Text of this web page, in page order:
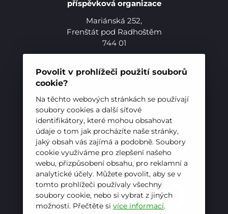
Povolit v prohlížeči použití souborů
cookie?
Na těchto webových stránkách se používají
soubory cookies a další síťové
identifikátory, které mohou obsahovat
údaje o tom jak procházíte naše stránky,
jaký obsah vás zajímá a podobně. Soubory
cookie využíváme pro zlepšení našeho
webu, přizpůsobení obsahu, pro reklamní a
analytické účely. Můžete povolit, aby se v
tomto prohlížeči používaly všechny
soubory cookie, nebo si vybrat z jiných
možností. Přečtěte si více informací.
Pro studenty
Pro uchazeče
příspěvková organizace
Mariánská 252,
Frenštát pod Radhoštěm
744 01
E-mail:sekretariat@hotelovkafren.cz
Datová schránka: bc5jrez
IČ: 00576441
ZŘIZOVATEL
Hotelová škola, Frenštát pod Radhoštěm je
příspěvkovou organizací zřizovanou
Moravskoslezským krajem